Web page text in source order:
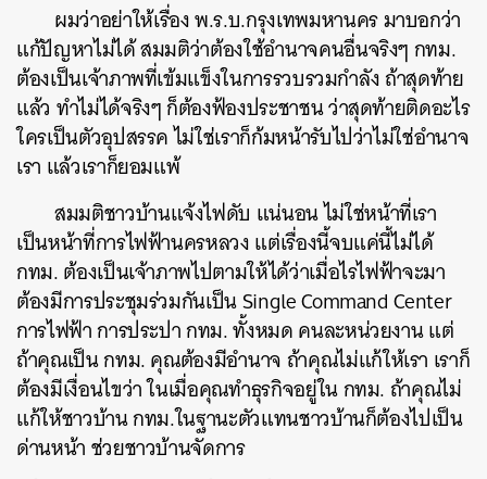
ผมว่าอย่าให้เรื่องพ.ร.บ.กรุงเทพมหานครมาบอกว่า
แก้ปัญหาไม่ได้สมมติว่าต้องใช้อำนาจคนอื่นจริงๆกทม.
ต้องเป็นเจ้าภาพที่เข้มแข็งในการรวบรวมกำลังถ้าสุดท้าย
แล้ว ทำไม่ได้จริงๆก็ต้องฟ้องประชาชนว่าสุดท้ายติดอะไร
ใครเป็นตัวอุปสรรคไม่ใช่เราก็ก้มหน้ารับไปว่าไม่ใช่อำนาจ
เรา แล้วเราก็ยอมแพ้
สมมติชาวบ้านแจ้งไฟดับ แน่นอนไม่ใช่หน้าที่เรา
เป็นหน้าที่การไฟฟ้านครหลวงแต่เรื่องนี้จบแค่นี้ไม่ได้
กทม.ต้องเป็นเจ้าภาพไปตามให้ได้ว่าเมื่อไรไฟฟ้าจะมา
ต้องมีการประชุมร่วมกันเป็นSingle Command Center
การไฟฟ้าการประปากทม.ทั้งหมดคนละหน่วยงานแต่
ถ้าคุณเป็นกทม.คุณต้องมีอำนาจ ถ้าคุณไม่แก้ให้เรา เราก็
ต้องมีเงื่อนไขว่าในเมื่อคุณทำธุรกิจอยู่ในกทม. ถ้าคุณไม่
แก้ให้ชาวบ้านกทม.ในฐานะตัวแทนชาวบ้านก็ต้องไปเป็น
ด่านหน้าช่วยชาวบ้านจัดการ